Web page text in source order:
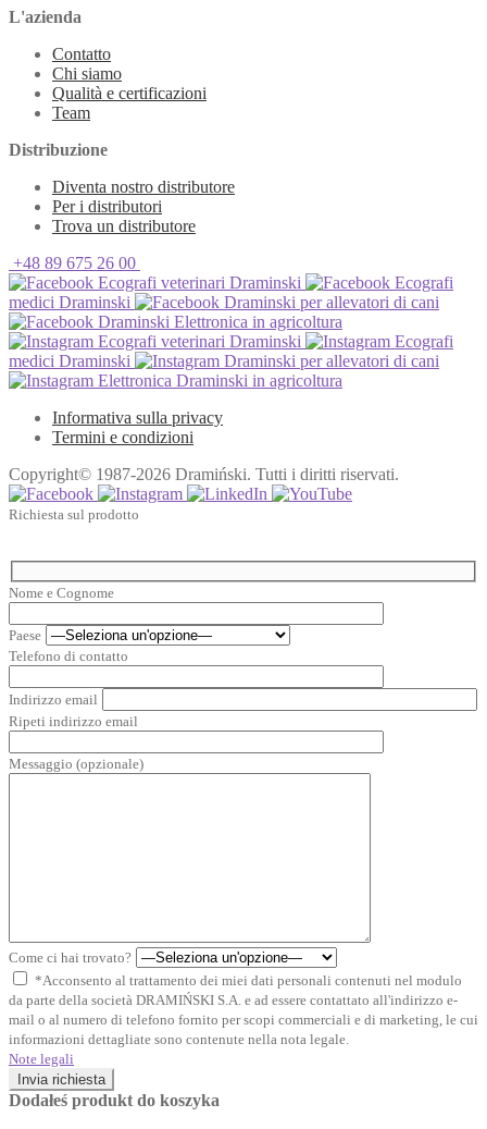
L'azienda
Contatto
Chi siamo
Qualità e certificazioni
Team
Distribuzione
Diventa nostro distributore
Per i distributori
Trova un distributore
+48 89 675 26 00
Ecografi veterinari Draminski
Ecografi
medici Draminski
Draminski per allevatori di cani
Draminski Elettronica in agricoltura
Ecografi veterinari Draminski
Ecografi
medici Draminski
Draminski per allevatori di cani
Elettronica Draminski in agricoltura
Informativa sulla privacy
Termini e condizioni
Copyright© 1987-2026 Dramiński. Tutti i diritti riservati.
Richiesta sul prodotto
Nome e Cognome
Paese
Telefono di contatto
Indirizzo email
Ripeti indirizzo email
Messaggio (opzionale)
Come ci hai trovato?
*Acconsento al trattamento dei miei dati personali contenuti nel modulo
da parte della società DRAMIŃSKI S.A. e ad essere contattato all'indirizzo e-
mail o al numero di telefono fornito per scopi commerciali e di marketing, le cui
informazioni dettagliate sono contenute nella nota legale.
Note legali
Invia richiesta
Dodałeś produkt do koszyka